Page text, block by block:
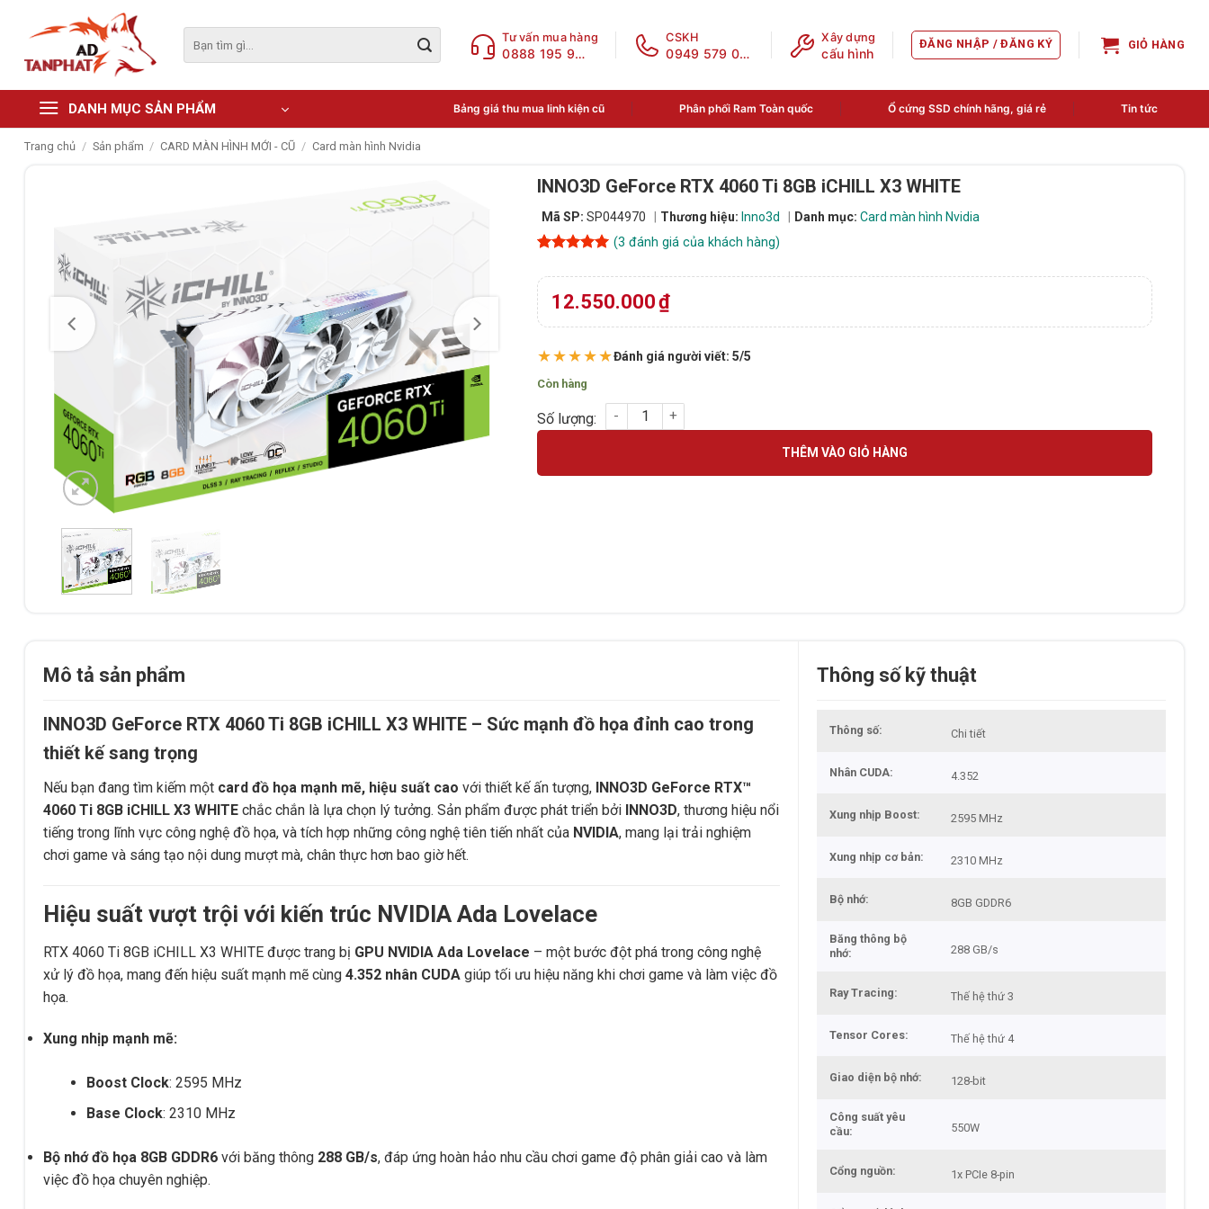
content
kiếm:
Tư vấn mua hàng
0888 195 969
CSKH
0949 579 078
Xây dựng
cấu hình
ĐĂNG NHẬP / ĐĂNG KÝ GIỎ HÀNG
DANH MỤC SẢN PHẨM Bảng giá thu mua linh kiện cũ Phân phối Ram Toàn quốc Ổ cứng SSD chính hãng, giá rẻ Tin tức
Trang chủ / Sản phẩm / CARD MÀN HÌNH MỚI - CŨ / Card màn hình Nvidia
INNO3D GeForce RTX 4060 Ti 8GB iCHILL X3 WHITE
Mã SP: SP044970 Thương hiệu: Inno3d Danh mục: Card màn hình Nvidia
dựa trên
đánh giá
(3 đánh giá của khách hàng)
12.550.000₫
★★★★★Đánh giá người viết: 5/5
Còn hàng
INNO3D GeForce RTX 4060 Ti 8GB iCHILL X3 WHITE số lượng
THÊM VÀO GIỎ HÀNG
Mô tả sản phẩm
INNO3D GeForce RTX 4060 Ti 8GB iCHILL X3 WHITE – Sức mạnh đồ họa đỉnh cao trong
thiết kế sang trọng
Nếu bạn đang tìm kiếm một card đồ họa mạnh mẽ, hiệu suất cao với thiết kế ấn tượng, INNO3D GeForce RTX™
4060 Ti 8GB iCHILL X3 WHITE chắc chắn là lựa chọn lý tưởng. Sản phẩm được phát triển bởi INNO3D, thương hiệu nổi
tiếng trong lĩnh vực công nghệ đồ họa, và tích hợp những công nghệ tiên tiến nhất của NVIDIA, mang lại trải nghiệm
chơi game và sáng tạo nội dung mượt mà, chân thực hơn bao giờ hết.
Hiệu suất vượt trội với kiến trúc NVIDIA Ada Lovelace
RTX 4060 Ti 8GB iCHILL X3 WHITE được trang bị GPU NVIDIA Ada Lovelace – một bước đột phá trong công nghệ
xử lý đồ họa, mang đến hiệu suất mạnh mẽ cùng 4.352 nhân CUDA giúp tối ưu hiệu năng khi chơi game và làm việc đồ
họa.
Xung nhịp mạnh mẽ:
Boost Clock: 2595 MHz
Base Clock: 2310 MHz
Bộ nhớ đồ họa 8GB GDDR6 với băng thông 288 GB/s, đáp ứng hoàn hảo nhu cầu chơi game độ phân giải cao và làm
việc đồ họa chuyên nghiệp.
Thông số kỹ thuật
Thông số Chi tiết
Nhân CUDA 4.352
Xung nhịp Boost 2595 MHz
Xung nhịp cơ bản 2310 MHz
Bộ nhớ 8GB GDDR6
Băng thông bộ
nhớ
288 GB/s
Ray Tracing Thế hệ thứ 3
Tensor Cores Thế hệ thứ 4
Giao diện bộ nhớ 128-bit
Công suất yêu
cầu
550W
Cổng nguồn 1x PCIe 8-pin